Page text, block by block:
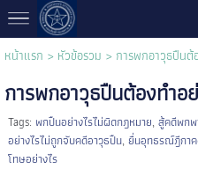
หน้าแรก > หัวข้อรวม > การพกอาวุธปืนต้
การพกอาวุธปืนต้องทำอ
Tags: พกปืนอย่างไรไม่ผิดกฎหมาย,สู้คดีพกพ
อย่างไรไม่ถูกจับคดีอาวุธปืน,ยื่นอุทธรณ์ฎีกา
โทษอย่างไร